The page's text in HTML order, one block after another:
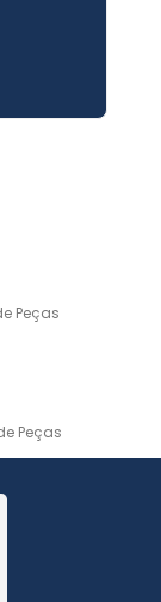
Peças
Peças